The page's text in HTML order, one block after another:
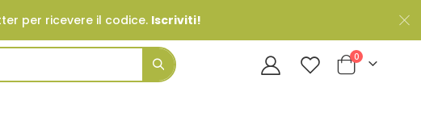
per ricevere il codice. Iscriviti!
Cart
0Prodotti